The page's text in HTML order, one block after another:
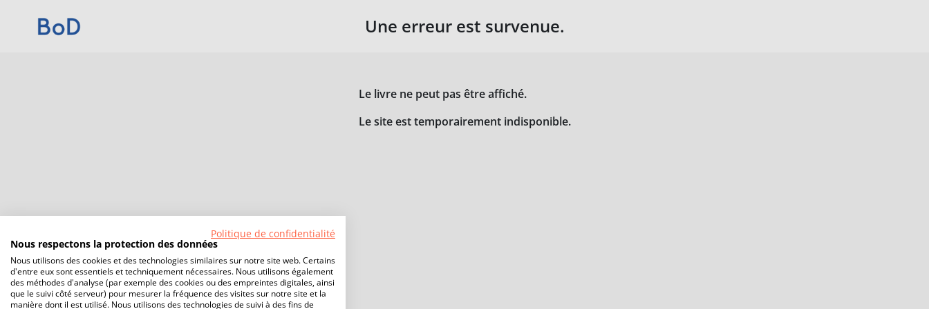
Une erreur est survenue.
Le livre ne peut pas être affiché.
Le site est temporairement indisponible.
Politique de confidentialité
Nous respectons la protection des données
Nous utilisons des cookies et des technologies similaires sur notre site web. Certains
d'entre eux sont essentiels et techniquement nécessaires. Nous utilisons également
des méthodes d'analyse (par exemple des cookies ou des empreintes digitales, ainsi
que le suivi côté serveur) pour mesurer la fréquence des visites sur notre site et la
manière dont il est utilisé. Nous utilisons des technologies de suivi à des fins de